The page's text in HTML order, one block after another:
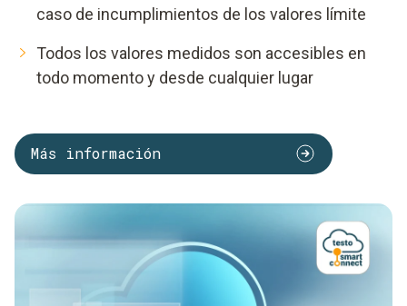
caso de incumplimientos de los valores límite
Todos los valores medidos son accesibles en
todo momento y desde cualquier lugar
Más información